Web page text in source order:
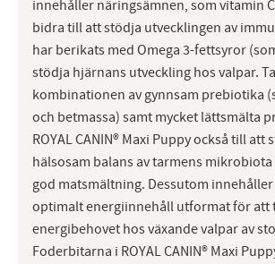
innehåller näringsämnen, som vitamin
bidra till att stödja utvecklingen av
har berikats med Omega 3-fettsyror
stödja hjärnans utveckling hos valpar.
kombinationen av gynnsam prebiotika
och betmassa) samt mycket lättsmälta
ROYAL CANIN® Maxi Puppy också till att
hälsosam balans av tarmens
god matsmältning. Dessutom
optimalt energiinnehåll utformat för att
energibehovet hos växande valpar av
Foderbitarna i ROYAL CANIN® Maxi